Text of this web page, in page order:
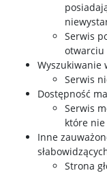
Serwis
otwarciu
Wyszukiwanie
Serwis
Dostępność
Serwis
które
Inne
Strona